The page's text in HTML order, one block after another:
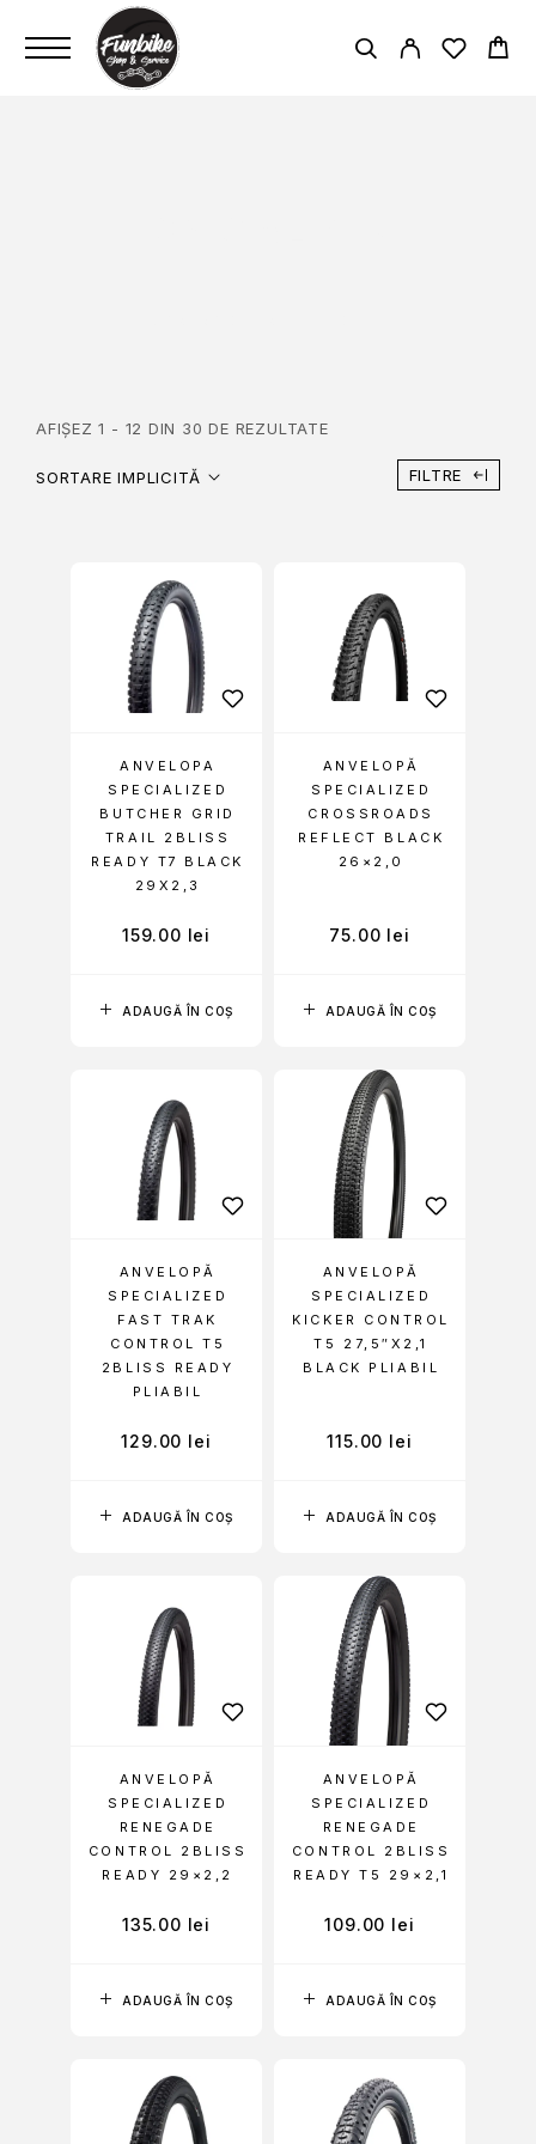
AFIȘEZ 1 - 12 DIN 30 DE REZULTATE
SORTARE IMPLICITĂ FILTRE
ADAUGĂ ÎN COȘ
ANVELOPA
SPECIALIZED
BUTCHER GRID
TRAIL 2BLISS
READY T7 BLACK
29X2,3
159.00 lei
ADAUGĂ ÎN COȘ
ANVELOPĂ
SPECIALIZED
CROSSROADS
REFLECT BLACK
26×2,0
75.00 lei
ADAUGĂ ÎN COȘ
ANVELOPĂ
SPECIALIZED
FAST TRAK
CONTROL T5
2BLISS READY
PLIABIL
129.00 lei
ADAUGĂ ÎN COȘ
ANVELOPĂ
SPECIALIZED
KICKER CONTROL
T5 27,5″X2,1
BLACK PLIABIL
115.00 lei
ADAUGĂ ÎN COȘ
ANVELOPĂ
SPECIALIZED
RENEGADE
CONTROL 2BLISS
READY 29×2,2
135.00 lei
ADAUGĂ ÎN COȘ
ANVELOPĂ
SPECIALIZED
RENEGADE
CONTROL 2BLISS
READY T5 29×2,1
109.00 lei